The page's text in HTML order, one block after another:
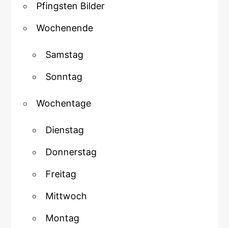
Pfingsten Bilder
Wochenende
Samstag
Sonntag
Wochentage
Dienstag
Donnerstag
Freitag
Mittwoch
Montag